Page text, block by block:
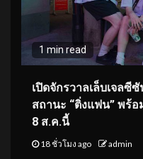
1 min read
เปิดจักรวาลเล็บเจลซี
สถานะ “ติ่งแฟน” พร้
8 ส.ค.นี้
18 ชั่วโมง ago admin